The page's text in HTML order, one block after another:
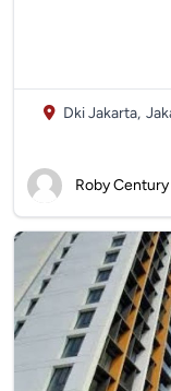
Dki Jakarta,
Roby